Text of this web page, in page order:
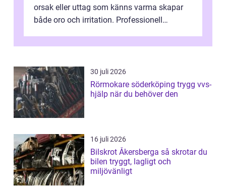
orsak eller uttag som känns varma skapar
både oro och irritation. Professionell
30 juli 2026
Rörmokare söderköping trygg vvs-
hjälp när du behöver den
16 juli 2026
Bilskrot Åkersberga så skrotar du
bilen tryggt, lagligt och
miljövänligt